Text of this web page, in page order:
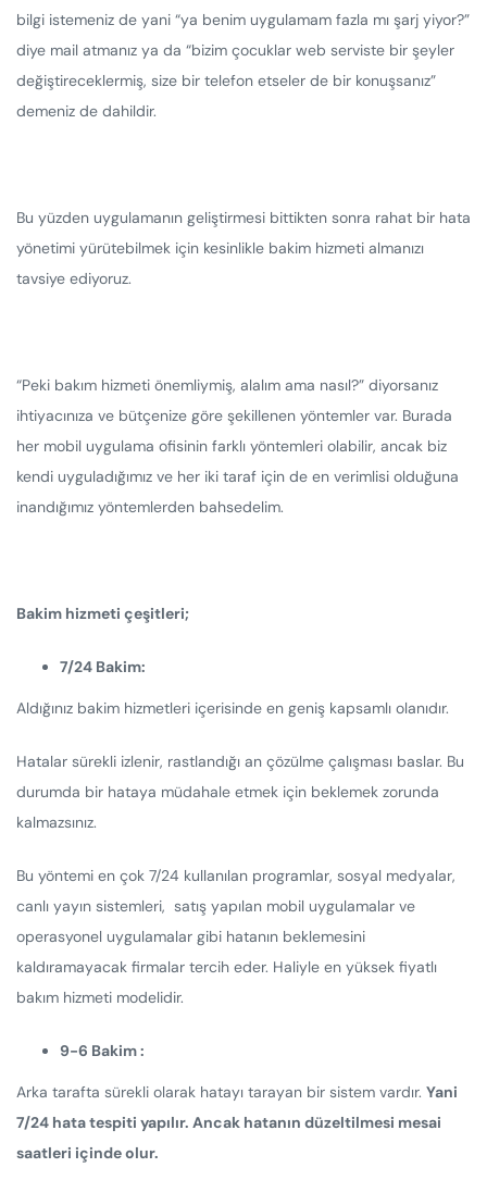
bilgi istemeniz de yani “ya benim uygulamam fazla mı şarj yiyor?”
diye mail atmanız ya da “bizim çocuklar web serviste bir şeyler
değiştireceklermiş, size bir telefon etseler de bir konuşsanız”
demeniz de dahildir.
Bu yüzden uygulamanın geliştirmesi bittikten sonra rahat bir hata
yönetimi yürütebilmek için kesinlikle bakim hizmeti almanızı
tavsiye ediyoruz.
“Peki bakım hizmeti önemliymiş, alalım ama nasıl?” diyorsanız
ihtiyacınıza ve bütçenize göre şekillenen yöntemler var. Burada
her mobil uygulama ofisinin farklı yöntemleri olabilir, ancak biz
kendi uyguladığımız ve her iki taraf için de en verimlisi olduğuna
inandığımız yöntemlerden bahsedelim.
Bakim hizmeti çeşitleri;
7/24 Bakim:
Aldığınız bakim hizmetleri içerisinde en geniş kapsamlı olanıdır.
Hatalar sürekli izlenir, rastlandığı an çözülme çalışması baslar. Bu
durumda bir hataya müdahale etmek için beklemek zorunda
kalmazsınız.
Bu yöntemi en çok 7/24 kullanılan programlar, sosyal medyalar,
canlı yayın sistemleri, satış yapılan mobil uygulamalar ve
operasyonel uygulamalar gibi hatanın beklemesini
kaldıramayacak firmalar tercih eder. Haliyle en yüksek fiyatlı
bakım hizmeti modelidir.
9-6 Bakim :
Arka tarafta sürekli olarak hatayı tarayan bir sistem vardır. Yani
7/24 hata tespiti yapılır. Ancak hatanın düzeltilmesi mesai
saatleri içinde olur.